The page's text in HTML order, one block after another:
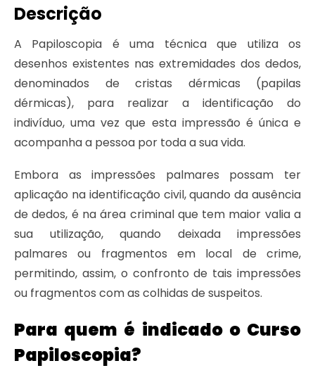
Descrição
A Papiloscopia é uma técnica que utiliza os
desenhos existentes nas extremidades dos dedos,
denominados de cristas dérmicas (papilas
dérmicas), para realizar a identificação do
indivíduo, uma vez que esta impressão é única e
acompanha a pessoa por toda a sua vida.
Embora as impressões palmares possam ter
aplicação na identificação civil, quando da ausência
de dedos, é na área criminal que tem maior valia a
sua utilização, quando deixada impressões
palmares ou fragmentos em local de crime,
permitindo, assim, o confronto de tais impressões
ou fragmentos com as colhidas de suspeitos.
Para quem é indicado o Curso
Papiloscopia?